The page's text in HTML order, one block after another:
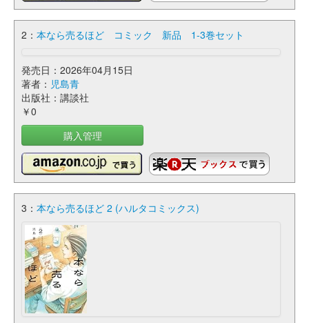
2： 本なら売るほど コミック 新品 1-3巻セット
発売日：2026年04月15日
著者： 児島青
出版社：講談社
￥0
購入管理
3： 本なら売るほど 2 (ハルタコミックス)